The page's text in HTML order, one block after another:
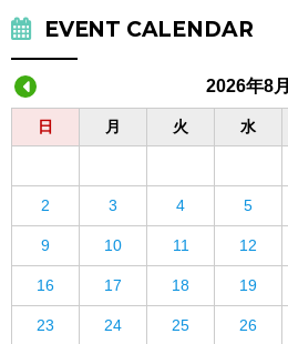
EVENT CALENDAR
2026年8月
日 月 火 水
2 3 4 5
9 10 11 12
16 17 18 19
23 24 25 26